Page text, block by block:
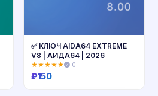
✅ КЛЮЧ AIDA64 EXTREME
V8 | АИДА64 | 2026
★★★★★ 0
₽150